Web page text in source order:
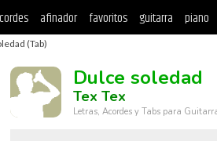
afinador favoritos guitarra piano
(Tab)
Dulce soledad
Tex Tex
Letras, Acordes y Tabs para